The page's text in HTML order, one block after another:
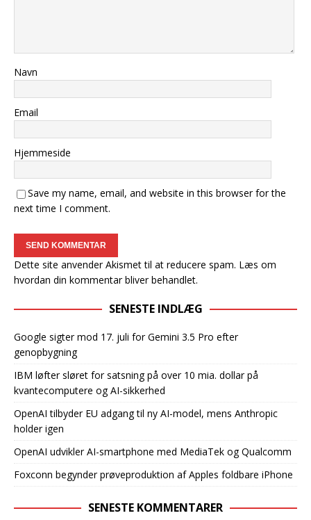
Navn
Email
Hjemmeside
Save my name, email, and website in this browser for the
next time I comment.
Dette site anvender Akismet til at reducere spam. Læs om
hvordan din kommentar bliver behandlet.
SENESTE INDLÆG
Google sigter mod 17. juli for Gemini 3.5 Pro efter
genopbygning
IBM løfter sløret for satsning på over 10 mia. dollar på
kvantecomputere og AI-sikkerhed
OpenAI tilbyder EU adgang til ny AI-model, mens Anthropic
holder igen
OpenAI udvikler AI-smartphone med MediaTek og Qualcomm
Foxconn begynder prøveproduktion af Apples foldbare iPhone
SENESTE KOMMENTARER